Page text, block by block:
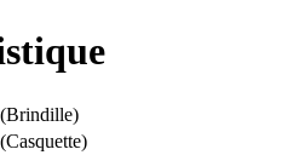
(Brindille)
(Casquette)